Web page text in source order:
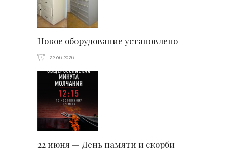
Новое оборудование установлено
22.06.2026
22 июня — День памяти и скорби